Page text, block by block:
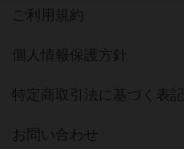
ご利用規約
個人情報保護方針
特定商取引法に基づく表記
お問い合わせ